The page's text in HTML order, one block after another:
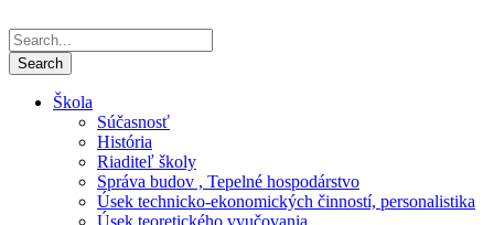
Škola
Súčasnosť
História
Riaditeľ školy
Správa budov , Tepelné hospodárstvo
Úsek technicko-ekonomických činností, personalistika
Úsek teoretického vyučovania